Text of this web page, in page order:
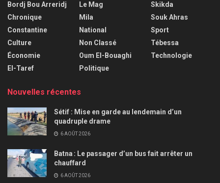
Bordj Bou Arreridj
Chronique
Constantine
Culture
Économie
El-Taref
Le Mag
Mila
National
Non Classé
Oum El-Bouaghi
Politique
Skikda
Souk Ahras
Sport
Tébessa
Technologie
Nouvelles récentes
Sétif : Mise en garde au lendemain d’un
quadruple drame
6 AOÛT 2026
Batna : Le passager d’un bus fait arrêter un
chauffard
6 AOÛT 2026